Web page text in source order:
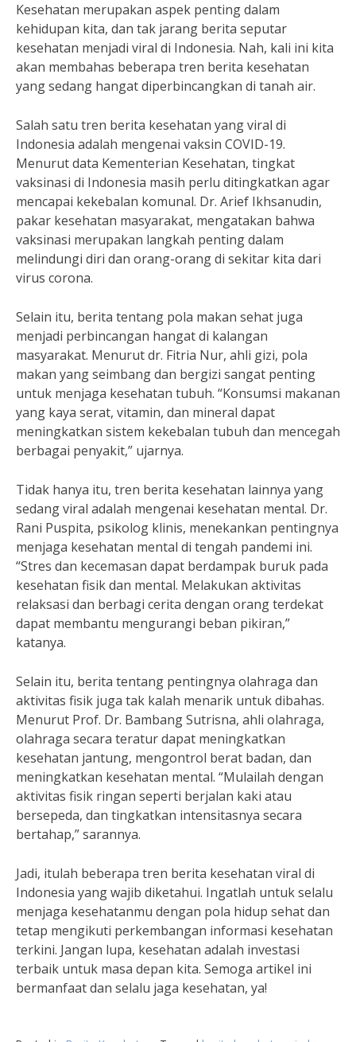
Kesehatan merupakan aspek penting dalam
kehidupan kita, dan tak jarang berita seputar
kesehatan menjadi viral di Indonesia. Nah, kali ini kita
akan membahas beberapa tren berita kesehatan
yang sedang hangat diperbincangkan di tanah air.
Salah satu tren berita kesehatan yang viral di
Indonesia adalah mengenai vaksin COVID-19.
Menurut data Kementerian Kesehatan, tingkat
vaksinasi di Indonesia masih perlu ditingkatkan agar
mencapai kekebalan komunal. Dr. Arief Ikhsanudin,
pakar kesehatan masyarakat, mengatakan bahwa
vaksinasi merupakan langkah penting dalam
melindungi diri dan orang-orang di sekitar kita dari
virus corona.
Selain itu, berita tentang pola makan sehat juga
menjadi perbincangan hangat di kalangan
masyarakat. Menurut dr. Fitria Nur, ahli gizi, pola
makan yang seimbang dan bergizi sangat penting
untuk menjaga kesehatan tubuh. “Konsumsi makanan
yang kaya serat, vitamin, dan mineral dapat
meningkatkan sistem kekebalan tubuh dan mencegah
berbagai penyakit,” ujarnya.
Tidak hanya itu, tren berita kesehatan lainnya yang
sedang viral adalah mengenai kesehatan mental. Dr.
Rani Puspita, psikolog klinis, menekankan pentingnya
menjaga kesehatan mental di tengah pandemi ini.
“Stres dan kecemasan dapat berdampak buruk pada
kesehatan fisik dan mental. Melakukan aktivitas
relaksasi dan berbagi cerita dengan orang terdekat
dapat membantu mengurangi beban pikiran,”
katanya.
Selain itu, berita tentang pentingnya olahraga dan
aktivitas fisik juga tak kalah menarik untuk dibahas.
Menurut Prof. Dr. Bambang Sutrisna, ahli olahraga,
olahraga secara teratur dapat meningkatkan
kesehatan jantung, mengontrol berat badan, dan
meningkatkan kesehatan mental. “Mulailah dengan
aktivitas fisik ringan seperti berjalan kaki atau
bersepeda, dan tingkatkan intensitasnya secara
bertahap,” sarannya.
Jadi, itulah beberapa tren berita kesehatan viral di
Indonesia yang wajib diketahui. Ingatlah untuk selalu
menjaga kesehatanmu dengan pola hidup sehat dan
tetap mengikuti perkembangan informasi kesehatan
terkini. Jangan lupa, kesehatan adalah investasi
terbaik untuk masa depan kita. Semoga artikel ini
bermanfaat dan selalu jaga kesehatan, ya!